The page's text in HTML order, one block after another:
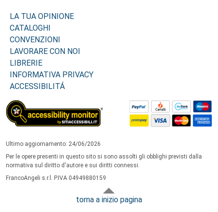
LA TUA OPINIONE
CATALOGHI
CONVENZIONI
LAVORARE CON NOI
LIBRERIE
INFORMATIVA PRIVACY
ACCESSIBILITÁ
Ultimo aggiornamento: 24/06/2026
Per le opere presenti in questo sito si sono assolti gli obblighi previsti dalla
normativa sul diritto d'autore e sui diritti connessi.
FrancoAngeli s.r.l. P.IVA 04949880159
torna a inizio pagina